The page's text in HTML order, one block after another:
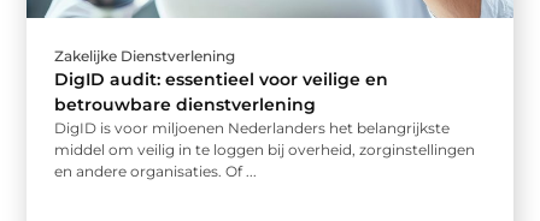
Zakelijke Dienstverlening
DigID audit: essentieel voor veilige en
betrouwbare dienstverlening
DigID is voor miljoenen Nederlanders het belangrijkste
middel om veilig in te loggen bij overheid, zorginstellingen
en andere organisaties. Of ...